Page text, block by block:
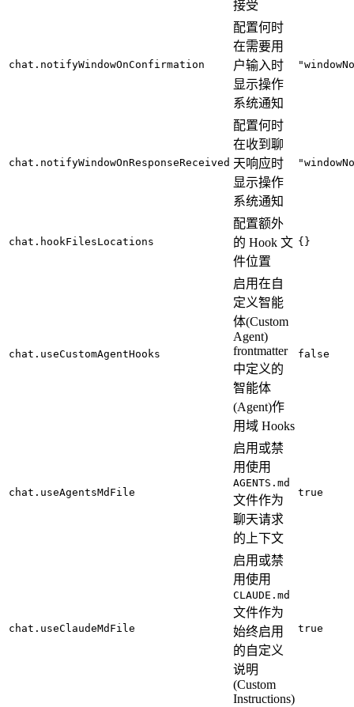
接受
chat.notifyWindowOnConfirmation
配置何时
在需要用
户输入时
显示操作
系统通知
chat.notifyWindowOnResponseReceived
配置何时
在收到聊
天响应时
显示操作
系统通知
chat.hookFilesLocations
配置额外
的 Hook 文
件位置
{}
chat.useCustomAgentHooks
启用在自
定义智能
体(Custom
Agent)
frontmatter
中定义的
智能体
(Agent)作
用域 Hooks
false
chat.useAgentsMdFile
启用或禁
用使用
AGENTS.md
文件作为
聊天请求
的上下文
true
chat.useClaudeMdFile
启用或禁
用使用
CLAUDE.md
文件作为
始终启用
的自定义
说明
(Custom
Instructions)
true